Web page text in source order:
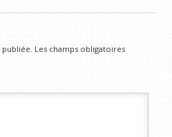
publiée. Les champs obligatoires